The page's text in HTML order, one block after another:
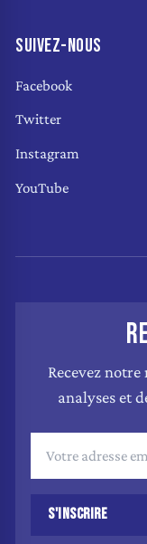
SUIVEZ-NOUS
Facebook
Twitter
Instagram
YouTube
Recevez
analyses et
S'INSCRIRE